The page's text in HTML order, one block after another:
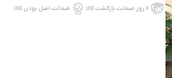
۷ روز ضمانت بازگشت کالا ضمانت اصل بودن کالا